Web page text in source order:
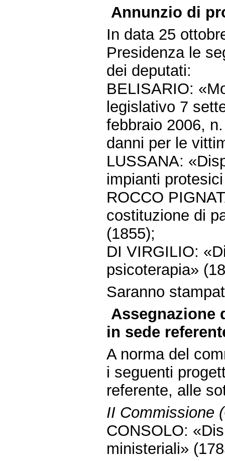
Annunzio di
In data 25
Presidenza le
dei deputati:
BELISARIO:
legislativo 7
febbraio 2006,
danni per le
LUSSANA:
impianti
ROCCO
costituzione di
(1855);
DI VIRGILIO:
psicoterapia»
Saranno
Assegnazione
in sede
A norma del
i seguenti
referente, alle
II Commissione
CONSOLO:
ministeriali»